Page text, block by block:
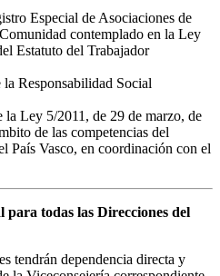
Especial de Asociaciones de
contemplado en la Ley
Estatuto del Trabajador
Responsabilidad Social
Ley 5/2011, de 29 de marzo, de
de las competencias del
País Vasco, en coordinación con el
para todas las Direcciones del
tendrán dependencia directa y